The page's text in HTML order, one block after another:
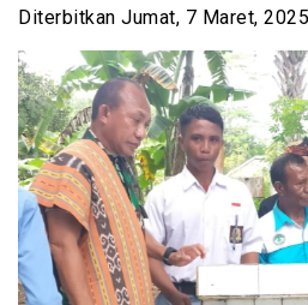
Diterbitkan Jumat, 7 Maret,